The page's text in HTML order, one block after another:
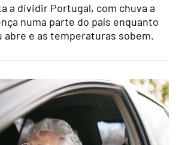
a dividir Portugal, com chuva a
numa parte do país enquanto
abre e as temperaturas sobem.